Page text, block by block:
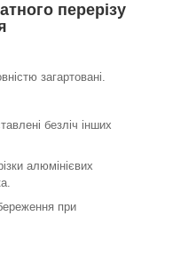
перерізу
загартовані.
безліч інших
алюмінієвих
при